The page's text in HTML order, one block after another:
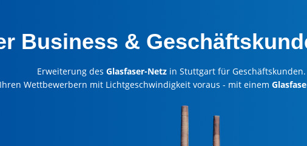
Business &
Erweiterung des Glasfaser-Netzin Stuttgart für Geschäftskunden.
Wettbewerbern mit Lichtgeschwindigkeit voraus - mit einem